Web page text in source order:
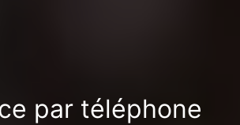
par téléphone